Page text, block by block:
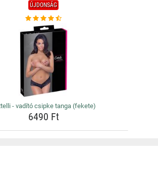
ÚJDONSÁG
- vadító csipke tanga (fekete)
6490 Ft